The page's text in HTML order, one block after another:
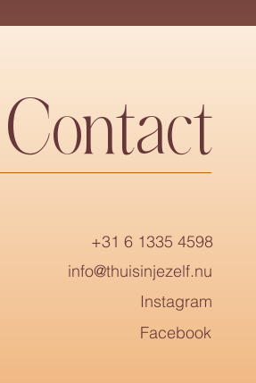
Contact
+31 6 1335 4598
info@thuisinjezelf.nu
Instagram
Facebook